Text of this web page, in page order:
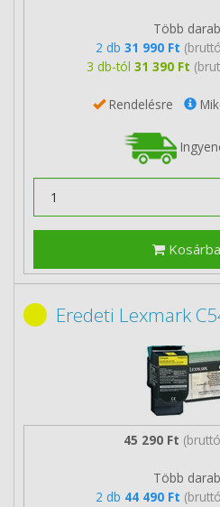
Több
2 db 31 990 Ft
3 db-tól 31 390 Ft
Rendelésre
Eredeti Lexmark
45 290 Ft
Több
2 db 44 490 Ft